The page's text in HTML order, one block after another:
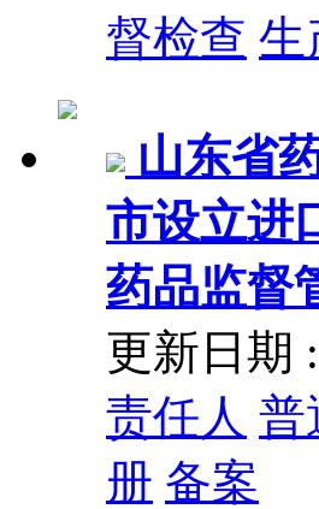
督检查 生
山东省
市设立进
药品监督
更新日期
责任人 普
册 备案